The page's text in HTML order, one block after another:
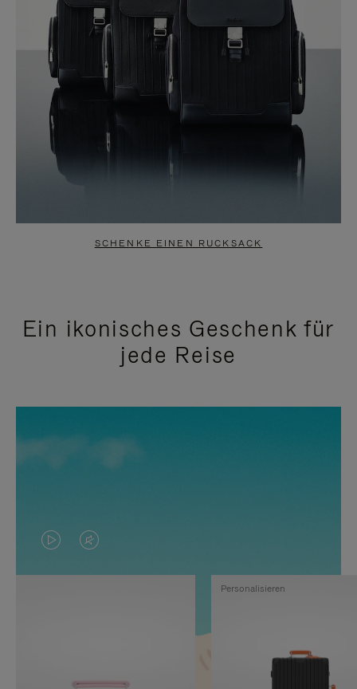
SCHENKE EINEN RUCKSACK
Ein ikonisches Geschenk für
jede Reise
DAS
VIDEO
VIDEO
IST
Personalisieren